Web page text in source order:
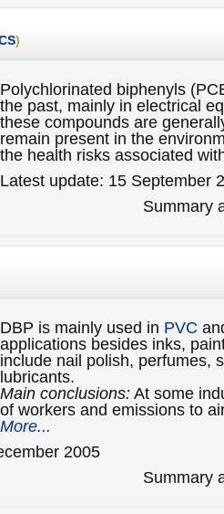
)
Polychlorinated biphenyls
the past, mainly in electrical
these compounds are
remain present in the
the health risks associated
Latest update: 15 September
Summary
DBP is mainly used in PVC
applications besides inks,
include nail polish, perfumes,
lubricants.
Main conclusions:At some
of workers and emissions to
More...
2005
Summary